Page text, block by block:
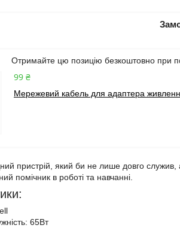
Отримайте цю позицію безкоштовно при
99 ₴
Мережевий кабель для адаптера
пристрій, який би не лише довго служив,
помічник в роботі та навчанні.
65Вт